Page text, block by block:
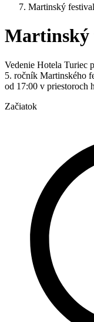
Martinský
Martinský
Vedenie Hotela Turiec
5. ročník Martinského
od 17:00 v priestoroch
Začiatok